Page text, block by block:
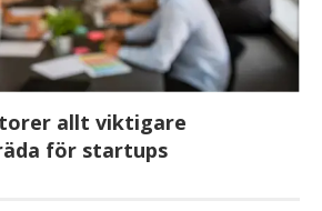
allt viktigare
för startups